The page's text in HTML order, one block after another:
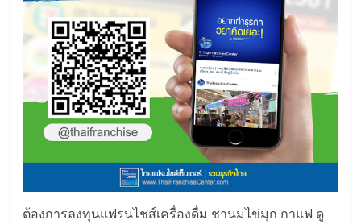
ต้องการลงทุนแฟรนไชส์เครื่องดื่ม ชานมไข่มุก กาแฟ ดู